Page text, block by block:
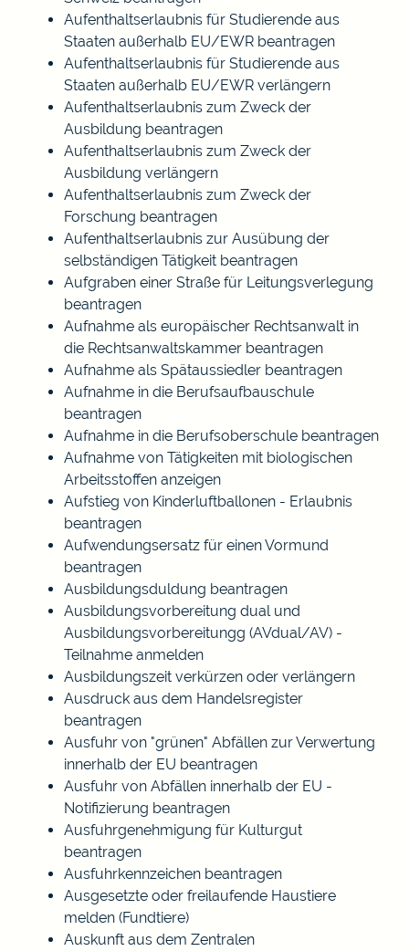
Aufenthaltserlaubnis für Studierende aus
Staaten außerhalb EU/EWR beantragen
Aufenthaltserlaubnis für Studierende aus
Staaten außerhalb EU/EWR verlängern
Aufenthaltserlaubnis zum Zweck der
Ausbildung beantragen
Aufenthaltserlaubnis zum Zweck der
Ausbildung verlängern
Aufenthaltserlaubnis zum Zweck der
Forschung beantragen
Aufenthaltserlaubnis zur Ausübung der
selbständigen Tätigkeit beantragen
Aufgraben einer Straße für Leitungsverlegung
beantragen
Aufnahme als europäischer Rechtsanwalt in
die Rechtsanwaltskammer beantragen
Aufnahme als Spätaussiedler beantragen
Aufnahme in die Berufsaufbauschule
beantragen
Aufnahme in die Berufsoberschule beantragen
Aufnahme von Tätigkeiten mit biologischen
Arbeitsstoffen anzeigen
Aufstieg von Kinderluftballonen - Erlaubnis
beantragen
Aufwendungsersatz für einen Vormund
beantragen
Ausbildungsduldung beantragen
Ausbildungsvorbereitung dual und
Ausbildungsvorbereitungg (AVdual/AV) -
Teilnahme anmelden
Ausbildungszeit verkürzen oder verlängern
Ausdruck aus dem Handelsregister
beantragen
Ausfuhr von "grünen" Abfällen zur Verwertung
innerhalb der EU beantragen
Ausfuhr von Abfällen innerhalb der EU -
Notifizierung beantragen
Ausfuhrgenehmigung für Kulturgut
beantragen
Ausfuhrkennzeichen beantragen
Ausgesetzte oder freilaufende Haustiere
melden (Fundtiere)
Auskunft aus dem Zentralen